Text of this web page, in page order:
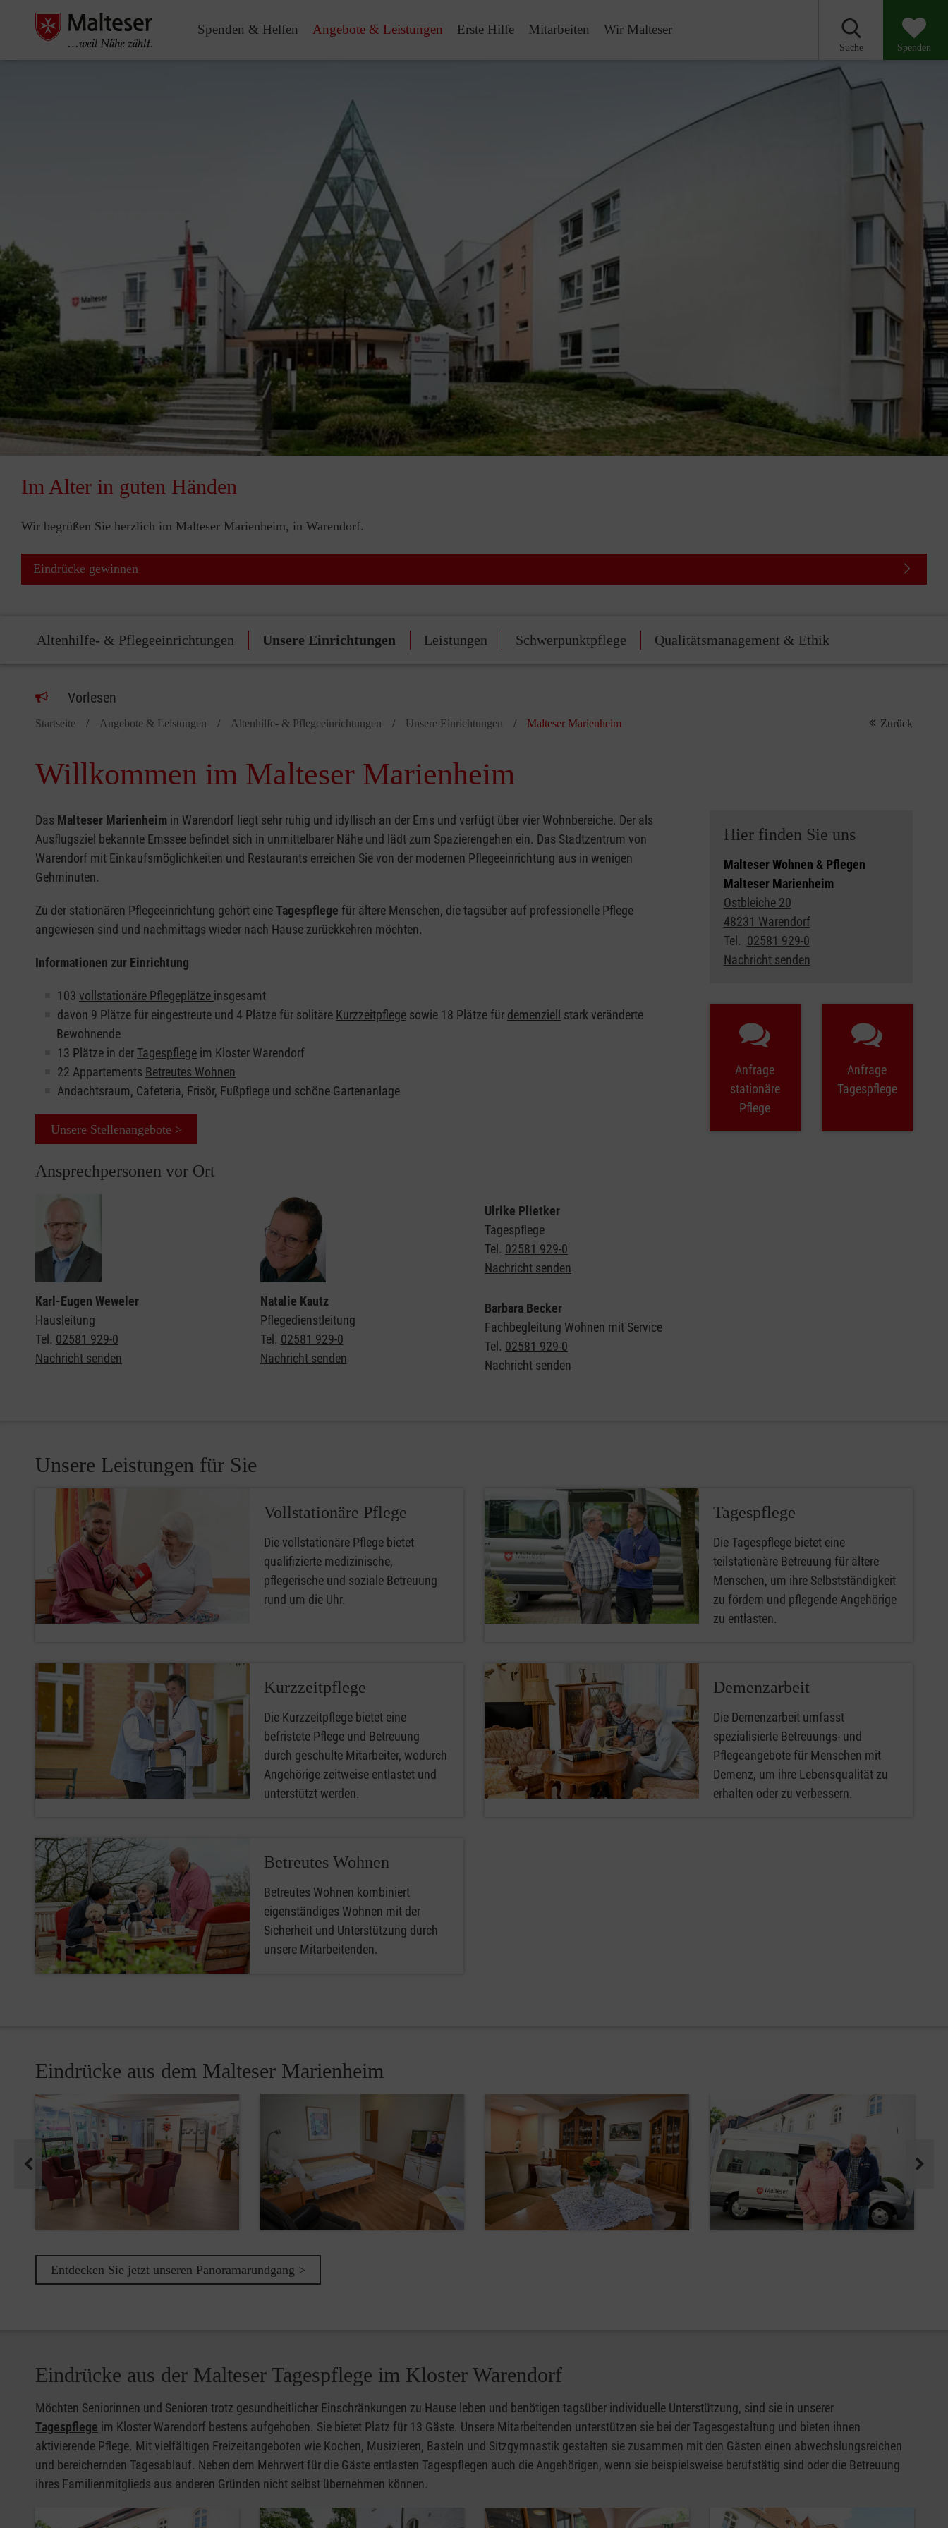
Spenden & Helfen Angebote & Leistungen Erste Hilfe Mitarbeiten Wir Malteser
Suche Spenden
Im Alter in guten Händen
Wir begrüßen Sie herzlich im Malteser Marienheim, in Warendorf.
Eindrücke gewinnen
Altenhilfe- & Pflegeeinrichtungen Unsere Einrichtungen Leistungen Schwerpunktpflege Qualitätsmanagement & Ethik
Vorlesen
Startseite Angebote & Leistungen Altenhilfe- & Pflegeeinrichtungen Unsere Einrichtungen Malteser Marienheim Zurück
Willkommen im Malteser Marienheim
Das Malteser Marienheim in Warendorf liegt sehr ruhig und idyllisch an der Ems und verfügt über vier Wohnbereiche. Der als
Ausflugsziel bekannte Emssee befindet sich in unmittelbarer Nähe und lädt zum Spazierengehen ein. Das Stadtzentrum von
Warendorf mit Einkaufsmöglichkeiten und Restaurants erreichen Sie von der modernen Pflegeeinrichtung aus in wenigen
Gehminuten.
Zu der stationären Pflegeeinrichtung gehört eineTagespflege für ältere Menschen, die tagsüber auf professionelle Pflege
angewiesen sind und nachmittags wieder nach Hause zurückkehren möchten.
Informationen zur Einrichtung
103 vollstationäre Pflegeplätze insgesamt
davon 9 Plätze für eingestreute und 4 Plätze für solitäre Kurzzeitpflege sowie 18 Plätze für demenziell stark veränderte
Bewohnende
13 Plätze in derTagespflege im Kloster Warendorf
22 Appartements Betreutes Wohnen
Andachtsraum, Cafeteria, Frisör, Fußpflege und schöne Gartenanlage
Unsere Stellenangebote >
Hier finden Sie uns
Malteser Wohnen & Pflegen
Malteser Marienheim
Ostbleiche 20
48231 Warendorf
Tel. 02581 929-0
Nachricht senden
Anfrage
stationäre
Pflege
Anfrage
Tagespflege
Ansprechpersonen vor Ort
Karl-Eugen Weweler
Hausleitung
Tel. 02581 929-0
Nachricht senden
Natalie Kautz
Pflegedienstleitung
Tel. 02581 929-0
Nachricht senden
Ulrike Plietker
Tagespflege
Tel. 02581 929-0
Nachricht senden
Barbara Becker
Fachbegleitung Wohnen mit Service
Tel. 02581 929-0
Nachricht senden
Unsere Leistungen für Sie
Vollstationäre Pflege
Die vollstationäre Pflege bietet
qualifizierte medizinische,
pflegerische und soziale Betreuung
rund um die Uhr.
Tagespflege
Die Tagespflege bietet eine
teilstationäre Betreuung für ältere
Menschen, um ihre Selbstständigkeit
zu fördern und pflegende Angehörige
zu entlasten.
Kurzzeitpflege
Die Kurzzeitpflege bietet eine
befristete Pflege und Betreuung
durch geschulte Mitarbeiter, wodurch
Angehörige zeitweise entlastet und
unterstützt werden.
Demenzarbeit
Die Demenzarbeit umfasst
spezialisierte Betreuungs- und
Pflegeangebote für Menschen mit
Demenz, um ihre Lebensqualität zu
erhalten oder zu verbessern.
Betreutes Wohnen
Betreutes Wohnen kombiniert
eigenständiges Wohnen mit der
Sicherheit und Unterstützung durch
unsere Mitarbeitenden.
Eindrücke aus dem Malteser Marienheim
Pause
Entdecken Sie jetzt unseren Panoramarundgang >
Eindrücke aus der Malteser Tagespflege im Kloster Warendorf
Möchten Seniorinnen und Senioren trotz gesundheitlicher Einschränkungen zu Hause leben und benötigen tagsüber individuelle Unterstützung, sind sie in unserer
Tagespflege im Kloster Warendorf bestens aufgehoben. Sie bietet Platz für 13 Gäste. Unsere Mitarbeitenden unterstützen sie bei der Tagesgestaltung und bieten ihnen
aktivierende Pflege. Mit vielfältigen Freizeitangeboten wie Kochen, Musizieren, Basteln und Sitzgymnastik gestalten sie zusammen mit den Gästen einen abwechslungsreichen
und bereichernden Tagesablauf. Neben dem Mehrwert für die Gäste entlasten Tagespflegen auch die Angehörigen, wenn sie beispielsweise berufstätig sind oder die Betreuung
ihres Familienmitglieds aus anderen Gründen nicht selbst übernehmen können.
Pause